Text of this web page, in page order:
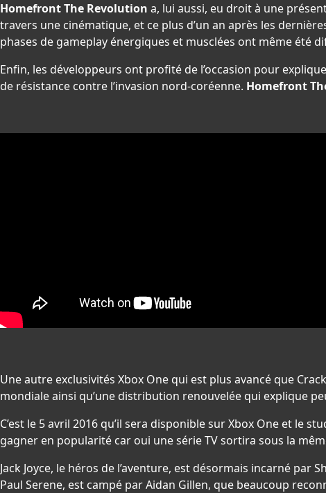
Homefront The Revolution a, lui aussi, eu droit à une
travers une cinématique, et ce plus d’un an après les
phases de gameplay énergiques et musclées ont même été
Enfin, les développeurs ont profité de l’occasion pour
de résistance contre l’invasion nord-coréenne. Homefront
Une autre exclusivités Xbox One qui est plus avancé que
mondiale ainsi qu’une distribution renouvelée qui explique
C’est le 5 avril 2016 qu’il sera disponible sur Xbox One et le
gagner en popularité car oui une série TV sortira sous la
Jack Joyce, le héros de l’aventure, est désormais incarné
Paul Serene, est campé par Aidan Gillen, que beaucoup